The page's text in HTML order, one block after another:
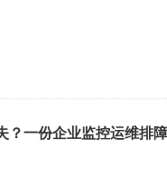
？一份企业监控运维排